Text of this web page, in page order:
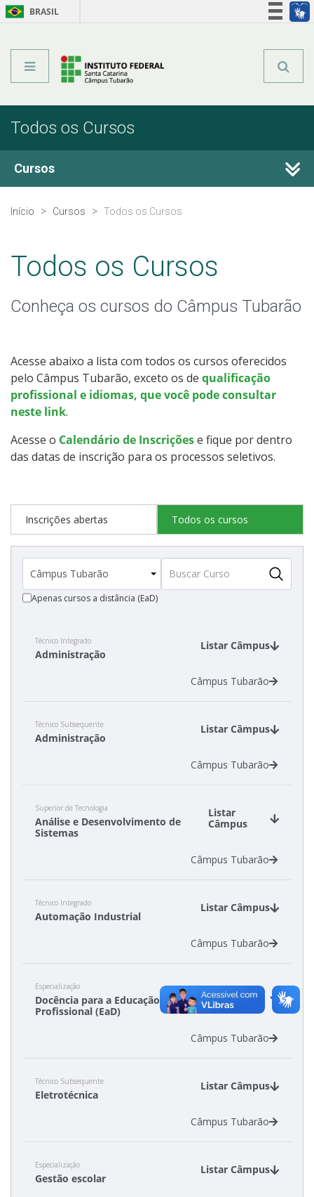
BRASIL
Todos os Cursos
Cursos
Técnicos Integrados
Qualificação Profissional e Idiomas
Graduação
Educação a Distância
Resultados
Resultados Vagas Remanescentes
Como posso estudar no IFSC?
Calendário de inscrições
Cotas
Transferências e Retornos
Estatísticas dos Processos Seletivos
Início Cursos Todos os Cursos
Todos os Cursos
Conheça os cursos do Câmpus Tubarão
Acesse abaixo a lista com todos os cursos oferecidos
pelo Câmpus Tubarão, exceto os de qualificação
profissional e idiomas, que você pode consultar
neste link.
Acesse o Calendário de Inscriçõese fique por dentro
das datas de inscrição para os processos seletivos.
Inscrições abertas Todos os cursos
Apenas cursos a distância (EaD)
Técnico Integrado
Administração
Listar Câmpus
Câmpus Tubarão
Técnico Subsequente
Administração
Listar Câmpus
Câmpus Tubarão
Superior de Tecnologia
Análise e Desenvolvimento de
Sistemas
Listar
Câmpus
Câmpus Tubarão
Técnico Integrado
Automação Industrial
Listar Câmpus
Câmpus Tubarão
Especialização
Docência para a Educação
Profissional (EaD)
Listar
Câmpus
Câmpus Tubarão
Técnico Subsequente
Eletrotécnica
Listar Câmpus
Câmpus Tubarão
Especialização
Gestão escolar
Listar Câmpus